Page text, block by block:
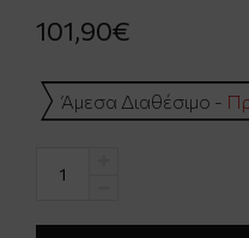
101,90€
Άμεσα Διαθέσιμο -